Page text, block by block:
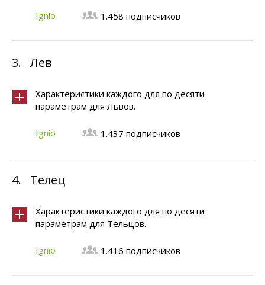
Ignio 1.458 подписчиков
3. Лев
Характеристики каждого для по десяти
параметрам для Львов.
Ignio 1.437 подписчиков
4. Телец
Характеристики каждого для по десяти
параметрам для Тельцов.
Ignio 1.416 подписчиков